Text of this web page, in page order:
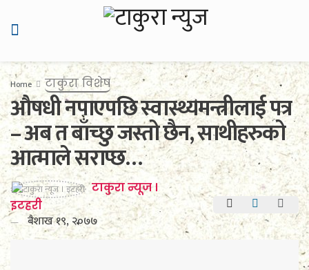
Home टाकुरा विशेष
औषधी नपाएपछि स्वास्थ्यमन्त्रीलाई पत्र
– अब त बाँच्छु जस्तो छैन, साथीहरुको
आत्माले सराप्छ…
टाकुरा न्यूज ।
इटहरी
बैशाख १९, २०७७